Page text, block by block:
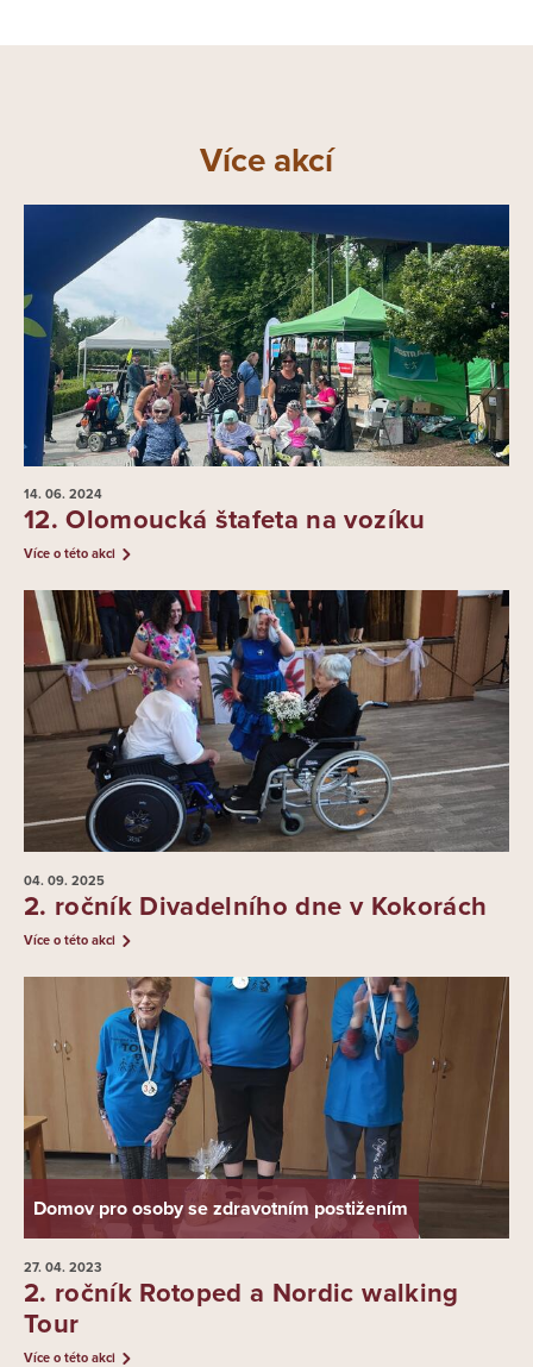
Více akcí
14. 06. 2024
12. Olomoucká štafeta na vozíku
Více o této akci
04. 09. 2025
2. ročník Divadelního dne v Kokorách
Více o této akci
Domov pro osoby se zdravotním postižením
27. 04. 2023
2. ročník Rotoped a Nordic walking
Tour
Více o této akci